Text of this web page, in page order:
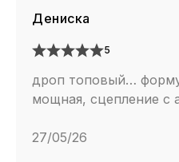
Дениска
5
дроп топовый…
мощная, сцепление с
27/05/26